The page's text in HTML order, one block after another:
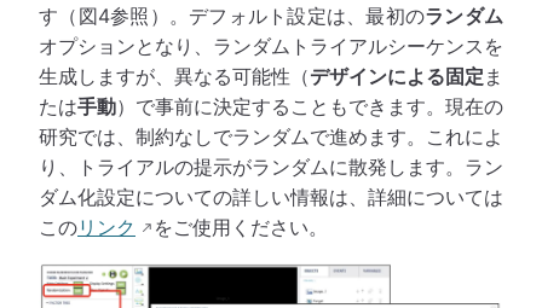
す（図4参照）。デフォルト設定は、最初のランダム
オプションとなり、ランダムトライアルシーケンスを
生成しますが、異なる可能性（デザインによる固定 ま
たは手動）で事前に決定することもできます。現在の
研究では、制約なしでランダムで進めます。これによ
り、トライアルの提示がランダムに散発します。ラン
ダム化設定についての詳しい情報は、詳細については
このリンク をご使用ください。